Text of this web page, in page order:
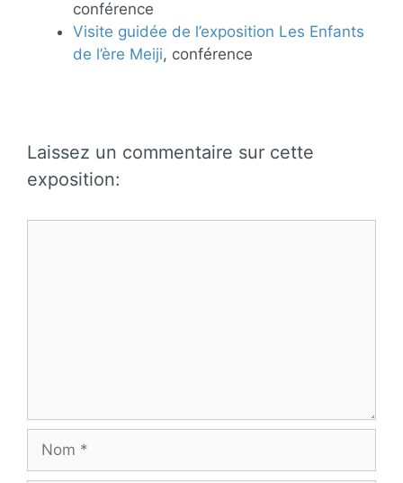
conférence
Visite guidée de l’exposition Les Enfants
de l’ère Meiji, conférence
Laissez un commentaire sur cette
exposition: